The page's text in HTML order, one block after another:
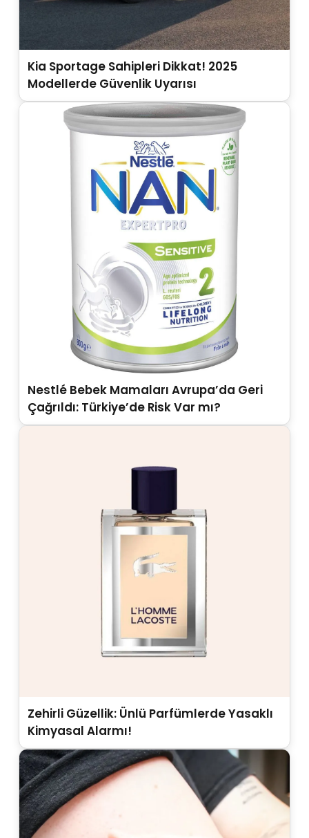
Kia Sportage Sahipleri Dikkat! 2025
Modellerde Güvenlik Uyarısı
Nestlé Bebek Mamaları Avrupa’da Geri
Çağrıldı: Türkiye’de Risk Var mı?
Zehirli Güzellik: Ünlü Parfümlerde Yasaklı
Kimyasal Alarmı!